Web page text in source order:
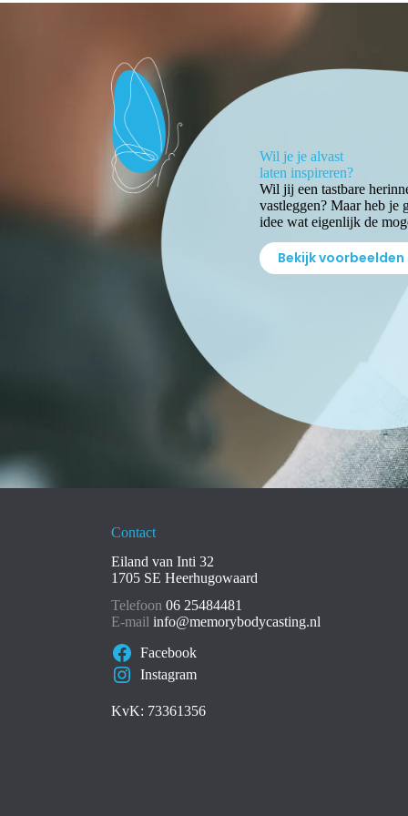
Wil je je alvast
laten inspireren?
Wil jij een tastbare
vastleggen? Maar heb je
idee wat eigenlijk de
Bekijk voorbeelden
Contact
Eiland van Inti 32
1705 SE Heerhugowaard
Telefoon 06 25484481
E-mail info@memorybodycasting.nl
Facebook
Instagram
KvK: 73361356